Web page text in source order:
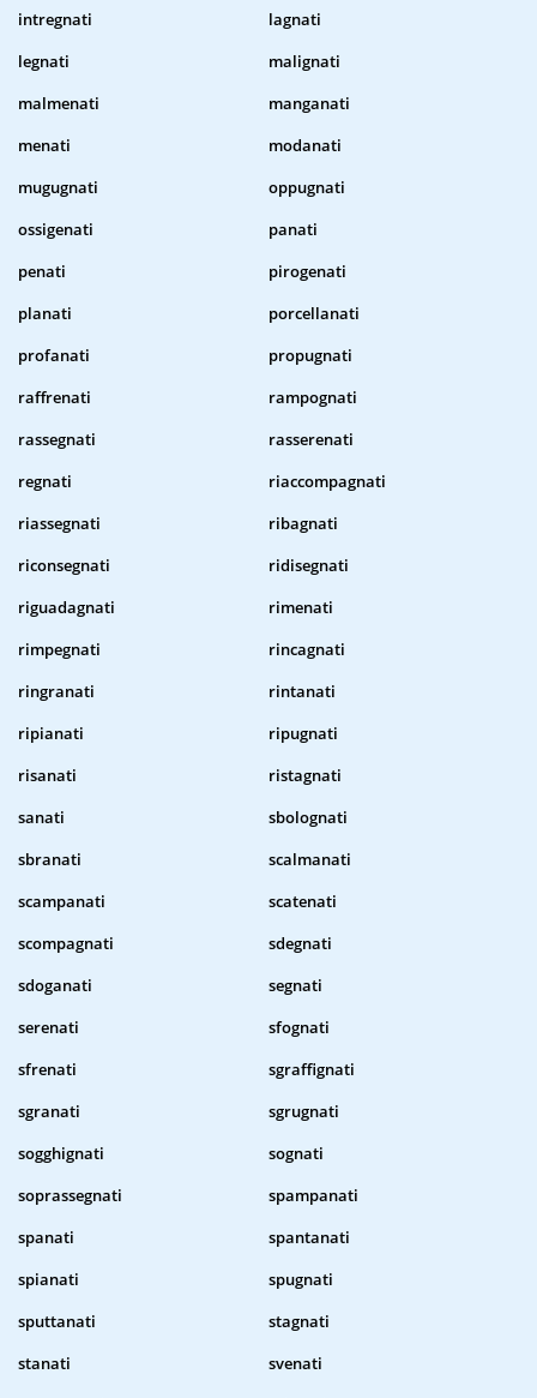
intregnati
lagnati
legnati
malignati
malmenati
manganati
menati
modanati
mugugnati
oppugnati
ossigenati
panati
penati
pirogenati
planati
porcellanati
profanati
propugnati
raffrenati
rampognati
rassegnati
rasserenati
regnati
riaccompagnati
riassegnati
ribagnati
riconsegnati
ridisegnati
riguadagnati
rimenati
rimpegnati
rincagnati
ringranati
rintanati
ripianati
ripugnati
risanati
ristagnati
sanati
sbolognati
sbranati
scalmanati
scampanati
scatenati
scompagnati
sdegnati
sdoganati
segnati
serenati
sfognati
sfrenati
sgraffignati
sgranati
sgrugnati
sogghignati
sognati
soprassegnati
spampanati
spanati
spantanati
spianati
spugnati
sputtanati
stagnati
stanati
svenati